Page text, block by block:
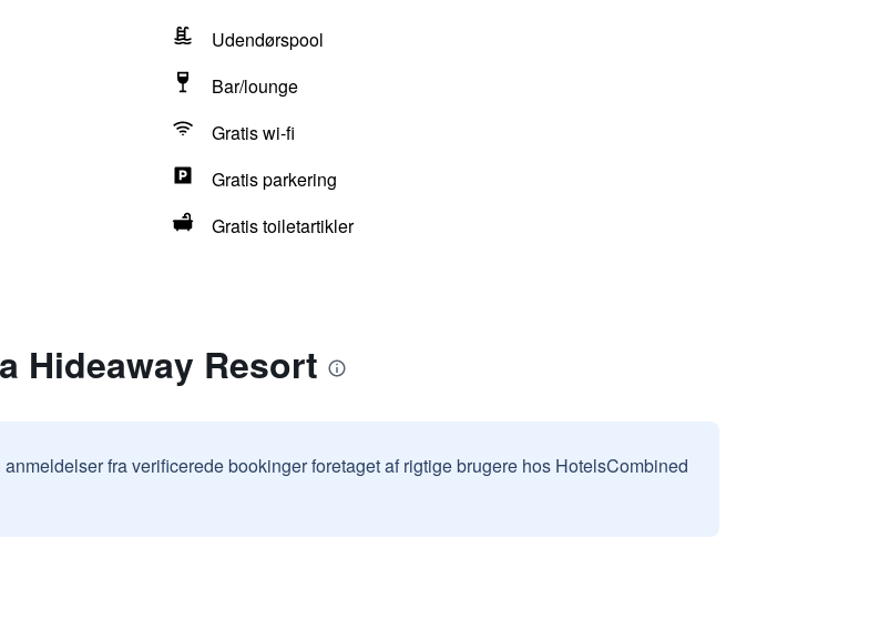
Udendørspool
Bar/lounge
Gratis wi-fi
Gratis parkering
Gratis toiletartikler
Hideaway Resort
fra verificerede bookinger foretaget af rigtige brugere hos HotelsCombined